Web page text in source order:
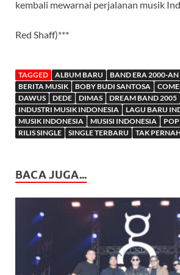
kembali mewarnai perjalanan musik
Red Shaff)***
TAGGED ALBUM BARU BAND ERA 2000-AN
BERITA MUSIK
BOBY BUDI SANTOSA
DAWUS
DEDE DIMAS DREAM BAND 2005
INDUSTRI MUSIK INDONESIA
LAGU BARU
MUSIK INDONESIA
MUSISI INDONESIA
RILIS SINGLE
SINGLE TERBARU TAK
BACA JUGA...